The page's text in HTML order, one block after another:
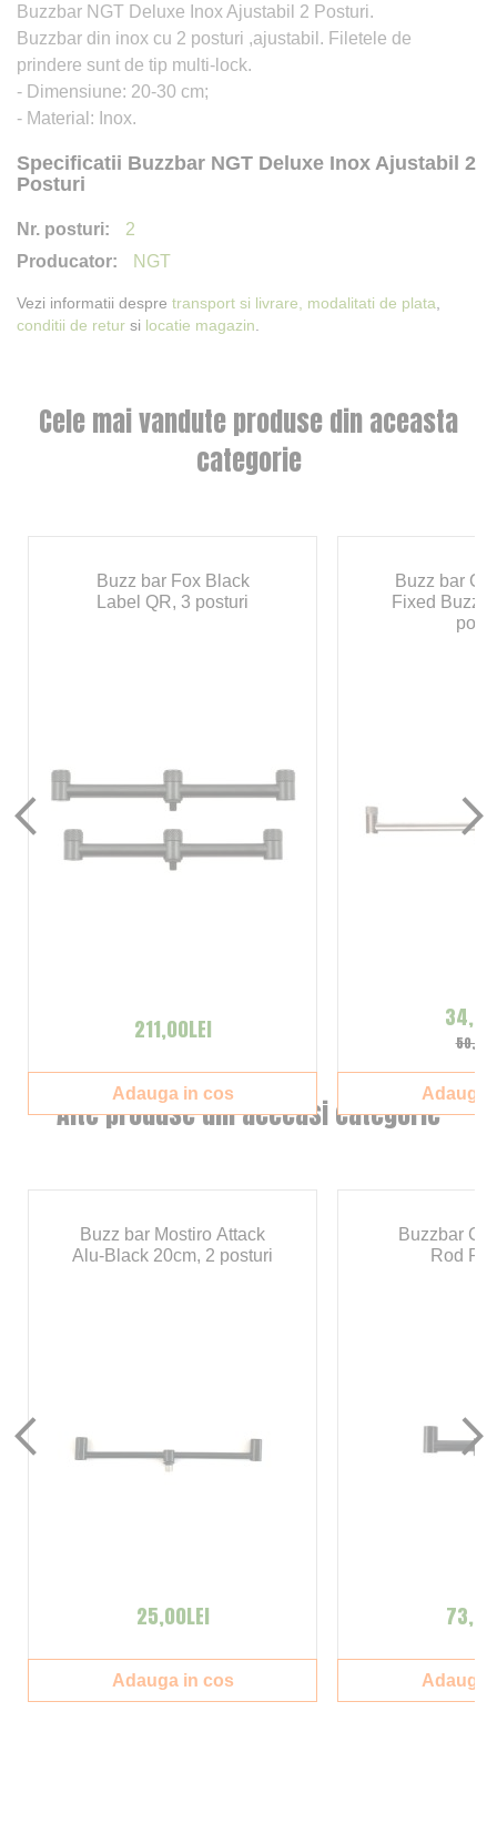
Buzzbar NGT Deluxe Inox Ajustabil 2 Posturi.
Buzzbar din inox cu 2 posturi ,ajustabil. Filetele de
prindere sunt de tip multi-lock.
- Dimensiune: 20-30 cm;
- Material: Inox.
Specificatii Buzzbar NGT Deluxe Inox Ajustabil 2
Posturi
2
NGT
Vezi informatii despre transport si livrare, modalitati de plata,
conditii de retur si locatie magazin.
Alte produse din aceeasi categorie
Buzz bar Mostiro Attack
Alu-Black 20cm, 2 posturi
25,00LEI
Adauga in cos
Buzzbar
Rod
Adauga
Cele mai vandute produse din aceasta
categorie
Buzz bar Fox Black
Label QR, 3 posturi
211,00LEI
Adauga in cos
Buzz bar
Fixed
Adauga